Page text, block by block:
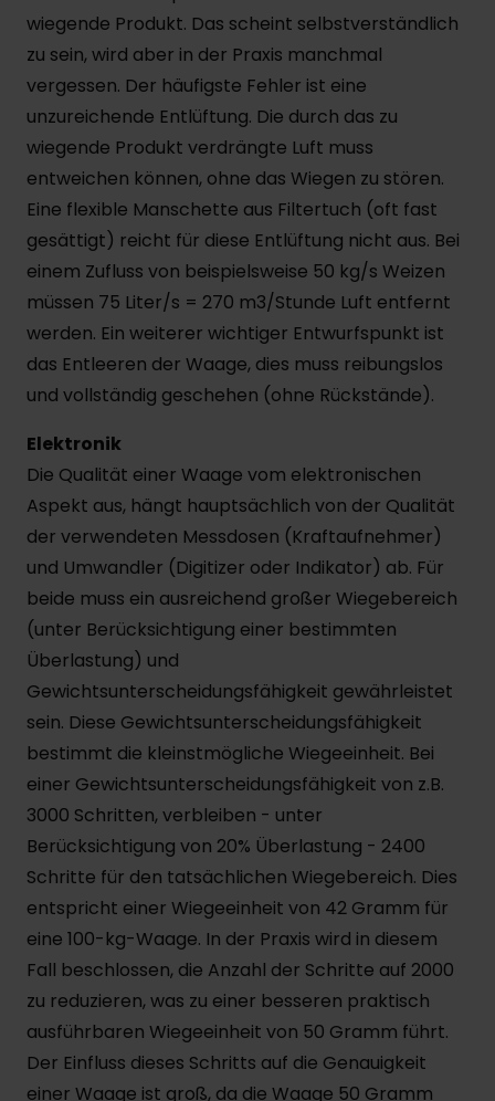
wiegende Produkt. Das scheint selbstverständlich
zu sein, wird aber in der Praxis manchmal
vergessen. Der häufigste Fehler ist eine
unzureichende Entlüftung. Die durch das zu
wiegende Produkt verdrängte Luft muss
entweichen können, ohne das Wiegen zu stören.
Eine flexible Manschette aus Filtertuch (oft fast
gesättigt) reicht für diese Entlüftung nicht aus. Bei
einem Zufluss von beispielsweise 50 kg/s Weizen
müssen 75 Liter/s = 270 m3/Stunde Luft entfernt
werden. Ein weiterer wichtiger Entwurfspunkt ist
das Entleeren der Waage, dies muss reibungslos
und vollständig geschehen (ohne Rückstände).
Elektronik
Die Qualität einer Waage vom elektronischen
Aspekt aus, hängt hauptsächlich von der Qualität
der verwendeten Messdosen (Kraftaufnehmer)
und Umwandler (Digitizer oder Indikator) ab. Für
beide muss ein ausreichend großer Wiegebereich
(unter Berücksichtigung einer bestimmten
Überlastung) und
Gewichtsunterscheidungsfähigkeit gewährleistet
sein. Diese Gewichtsunterscheidungsfähigkeit
bestimmt die kleinstmögliche Wiegeeinheit. Bei
einer Gewichtsunterscheidungsfähigkeit von z.B.
3000 Schritten, verbleiben - unter
Berücksichtigung von 20% Überlastung - 2400
Schritte für den tatsächlichen Wiegebereich. Dies
entspricht einer Wiegeeinheit von 42 Gramm für
eine 100-kg-Waage. In der Praxis wird in diesem
Fall beschlossen, die Anzahl der Schritte auf 2000
zu reduzieren, was zu einer besseren praktisch
ausführbaren Wiegeeinheit von 50 Gramm führt.
Der Einfluss dieses Schritts auf die Genauigkeit
einer Waage ist groß, da die Waage 50 Gramm